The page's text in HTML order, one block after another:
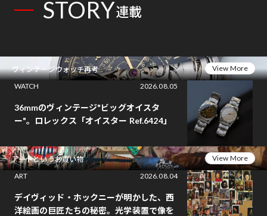
STORY連載
ヴィンテージウォッチ再考
View More
WATCH
2026.08.05
36mmのヴィンテージ"ビッグオイスタ
ー"。ロレックス「オイスター Ref.6424」
アートというお買い物
View More
ART
2026.08.04
デイヴィッド・ホックニーが明かした、西
洋絵画の巨匠たちの秘密。光学装置で像を